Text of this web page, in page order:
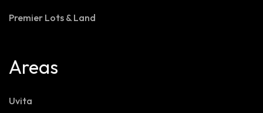
Premier Lots & Land
Areas
Uvita